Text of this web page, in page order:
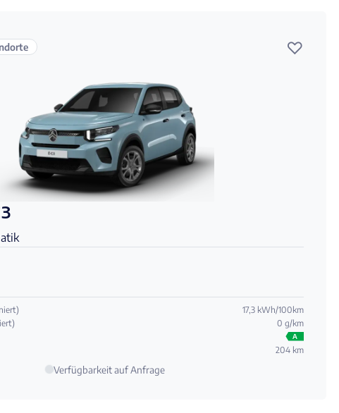
♡
17,3 kWh/100km
0 g/km
A
204 km
Verfügbarkeit auf Anfrage